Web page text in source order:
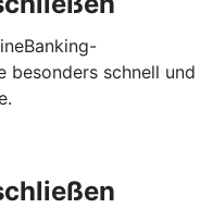
besonders schnell und